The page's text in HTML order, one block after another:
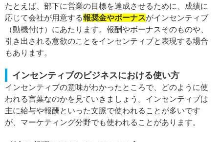
たとえば、部下に営業の目標を達成させるために、成績に
応じて会社が用意する報奨金やボーナスがインセンティブ
（動機付け）にあたります。報酬やボーナスそのものや、
引き出される意欲のことをインセンティブと表現する場合
もあります。
インセンティブのビジネスにおける使い方
インセンティブの意味がわかったところで、どのように使
われる言葉なのかを見ていきましょう。インセンティブは
主に給与や報酬といった文脈で使われることが多いです
が、マーケティング分野でも使われることがあります。